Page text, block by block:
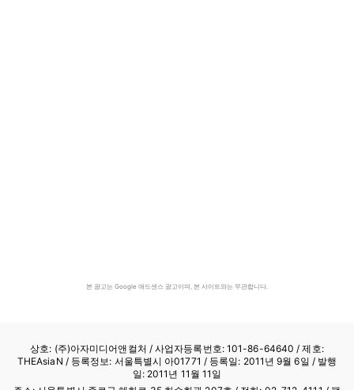
본 광고는 Google 애드센스 광고이며, 본 사이트와는 무관합니다.
상호: (주)아자미디어앤컬처 /사업자등록번호: 101-86-64640 / 제호:
THEAsiaN / 등록정보: 서울특별시 아01771 / 등록일: 2011년 9월 6일 / 발행
일: 2011년 11월 11일